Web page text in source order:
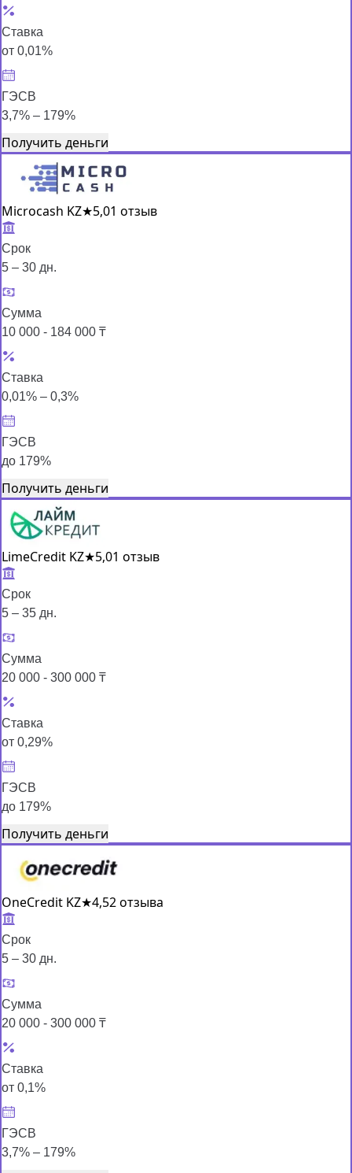
Ставка
от 0,01%
ГЭСВ
3,7% – 179%
Получить деньги
Microcash KZ★5,01 отзыв
Срок
5 – 30 дн.
Сумма
10 000 - 184 000 ₸
Ставка
0,01% – 0,3%
ГЭСВ
до 179%
Получить деньги
LimeCredit KZ★5,01 отзыв
Срок
5 – 35 дн.
Сумма
20 000 - 300 000 ₸
Ставка
от 0,29%
ГЭСВ
до 179%
Получить деньги
OneCredit KZ★4,52 отзыва
Срок
5 – 30 дн.
Сумма
20 000 - 300 000 ₸
Ставка
от 0,1%
ГЭСВ
3,7% – 179%